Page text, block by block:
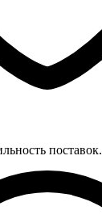
поставок.